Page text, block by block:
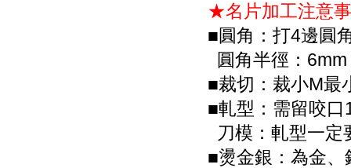
★名片加工注意
■圓角：打4邊圓
圓角半徑：
■裁切：裁小M最
■軋型：需留咬
刀模：軋型一定
■燙金銀：為金、